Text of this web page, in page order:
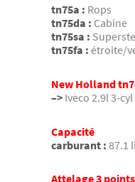
tn75a : Rops
tn75da : Cabine
tn75sa :
tn75fa : étroite/
New Holland
–> Iveco 2.9l 3-
Capacité
carburant : 87.1
Attelage 3 points